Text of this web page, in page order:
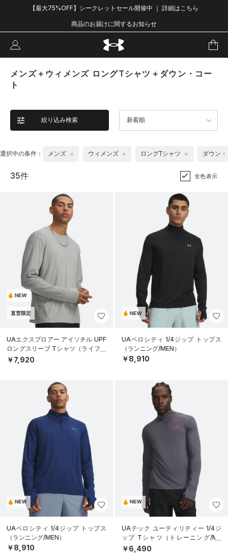
【最大75%OFF】シークレットセール開催中 ｜ 詳細はこちら
商品のお届けに関するお知らせ
メンズ＋ウィメンズ ロングTシャツ＋ダウン・コー
ト
絞り込み検索 新着順
選択中の条件： メンズ ウィメンズ ロングTシャツ ダウン
35件 全色表示
NEW
直営限定
UAエクスプロアー アイソチル UPF
ロングスリーブ Tシャツ（ライフス
タイル/MEN）
￥7,920
NEW
UAベロシティ 1/4ジップ トップス
（ランニング/MEN）
￥8,910
NEW
UAベロシティ 1/4ジップ トップス
（ランニング/MEN）
￥8,910
NEW
UAテック ユーティリティー 1/4ジ
ップ Tシャツ（トレーニング/ME
N）
￥6,490